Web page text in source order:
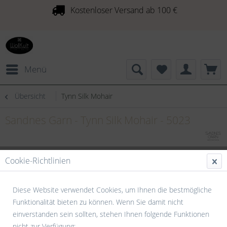
Kostenloser Versand ab 100 €
Menü
Übersicht Tynn Silk Mohair
Cookie-Richtlinien
Diese Website verwendet Cookies, um Ihnen die bestmögliche
Funktionalität bieten zu können. Wenn Sie damit nicht
einverstanden sein sollten, stehen Ihnen folgende Funktionen